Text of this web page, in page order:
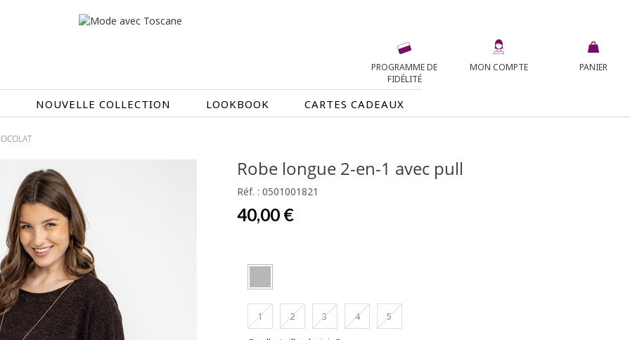
PANIER
MON COMPTE
PROGRAMME DE
FIDÉLITÉ
NOUVELLE COLLECTION LOOKBOOK CARTES CADEAUX
& IMPERS
NOUVELLE COLLECTION
MEILLEURES VENTES
Robe longue 2-en-1 avec pull
Réf. : 0501001821
40,00 €
1 2 3 4 5